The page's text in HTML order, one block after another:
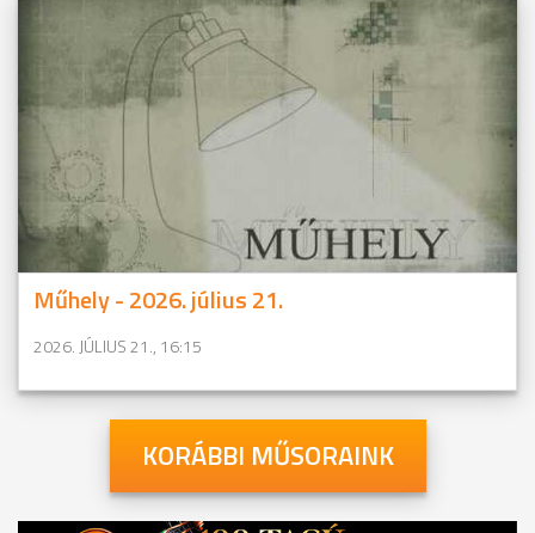
Műhely - 2026. július 21.
2026. JÚLIUS 21., 16:15
KORÁBBI MŰSORAINK